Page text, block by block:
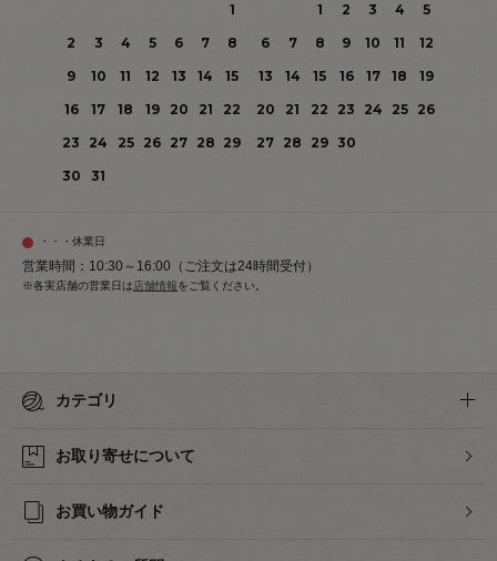
1
2
3 4 5 6 7
8
9
10 11 12 13 14
15
16
17 18 19 20 21
22
23
24 25 26 27 28 29
30
31
1 2 3 4
5
6
7 8 9 10 11
12
13
14 15 16 17 18
19
20
21 22 23 24 25
26
27 28 29 30
・・・休業日
営業時間：10:30～16:00（ご注文は24時間受付）
※各実店舗の営業日は店舗情報をご覧ください。
カテゴリ
お取り寄せについて
お買い物ガイド